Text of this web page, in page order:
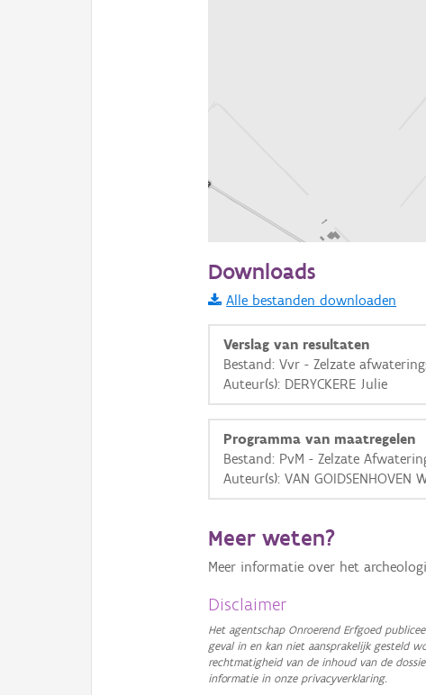
Informatie Vlaanderen
i
+ −
OSM-Basiskaart
GRB-Basiskaart in
Downloads
Alle bestanden downloaden
Verslag van resultaten
Bestand: Vvr - Zelzate
Auteur(s): DERYCKERE Julie
Programma van maatregelen
Bestand: PvM - Zelzate
Auteur(s): VAN GOIDSENHOVEN
Meer weten?
Meer informatie over het
Disclaimer
Het agentschap Onroerend Erfgoed
geval in en kan niet aansprakelijk gesteld
rechtmatigheid van de inhoud van de
informatie in onze privacyverklaring.